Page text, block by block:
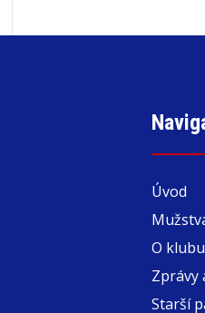
Úvod
O klubu
Zprávy
Starší